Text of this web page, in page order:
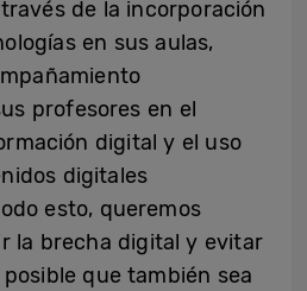
de la incorporación
en sus aulas,
profesores en el
digital y el uso
digitales
esto, queremos
la brecha digital y evitar
que también sea